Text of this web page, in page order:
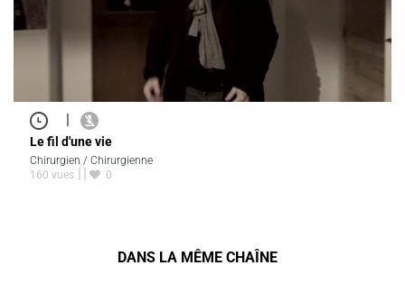
|
Le fil d'une vie
Chirurgien / Chirurgienne
160 vues
0
DANS LA MÊME CHAÎNE